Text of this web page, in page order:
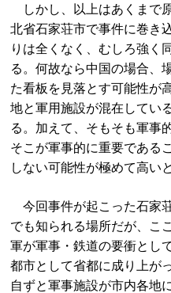
しかし、以上はあくまで
北省石家荘市で事件に巻き
りは全くなく、むしろ強く
る。何故なら中国の場合、
た看板を見落とす可能性が
地と軍用施設が混在してい
る。加えて、そもそも軍事
そこが軍事的に重要である
しない可能性が極めて高い
今回事件が起こった石家
でも知られる場所だが、こ
軍が軍事・鉄道の要衝とし
都市として省都に成り上が
自ずと軍事施設が市内各地